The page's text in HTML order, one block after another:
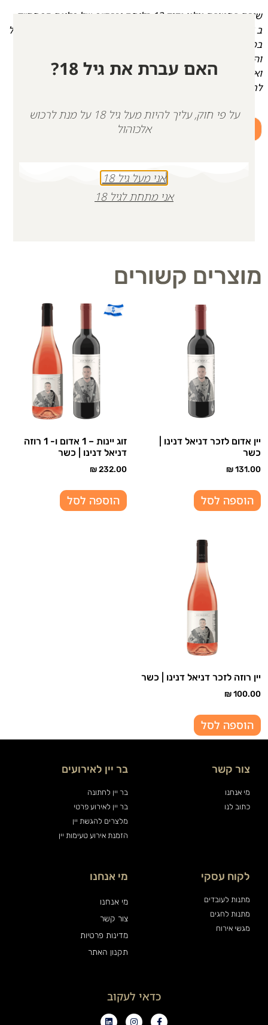
שירת בחטיבת גולני גדוד 13 כלוחם וכרס״פ של פלוגת הפחת״ק.
ב 7.10.2023- דניאל נאבק מול חוליית המחבלים שחדרה לישראל
במעבר ארז ונלחם עד הרגע האחרון תוך שהגן בגופו על חייליו
והציל את הבנות בחמ״ל ובמגורים. דניאל היה עם שמחת חיים
ואופטימיות, חיוך כובש ולב ענק. אהב כל אדם באשר הוא ודאג
לחבר ולאחד את כולם.
מוצרים קשורים
יין אדום לזכר דניאל דנינו |
כשר
₪131.00
הוספה לסל
זוג יינות – 1 אדום ו- 1 רוזה
דניאל דנינו | כשר
₪232.00
הוספה לסל
יין רוזה לזכר דניאל דנינו | כשר
₪100.00
הוספה לסל
צור קשר
מי אנחנו
כתוב לנו
בר יין לאירועים
בר יין לחתונה
בר יין לאירוע פרטי
מלצרים להגשת יין
הזמנת אירוע טעימות יין
לקוח עסקי
מתנות לעובדים
מתנות לחגים
מגשי אירוח
מי אנחנו
מי אנחנו
צור קשר
מדינות פרטיות
תקנון האתר
כדאי לעקוב
האם עברת את גיל 18?
על פי חוק, עליך להיות מעל גיל 18 על מנת לרכוש
אלכוהול
אני מעל גיל 18
אני מתחת לגיל 18